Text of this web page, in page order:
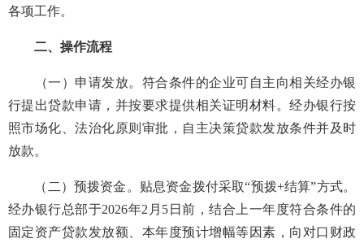
各项工作。
二、操作流程
（一）申请发放。符合条件的企业可自主向相关经办银
行提出贷款申请，并按要求提供相关证明材料。经办银行按
照市场化、法治化原则审批，自主决策贷款发放条件并及时
放款。
（二）预拨资金。贴息资金拨付采取“预拨+结算”方式。
经办银行总部于2026年2月5日前，结合上一年度符合条件的
固定资产贷款发放额、本年度预计增幅等因素，向对口财政